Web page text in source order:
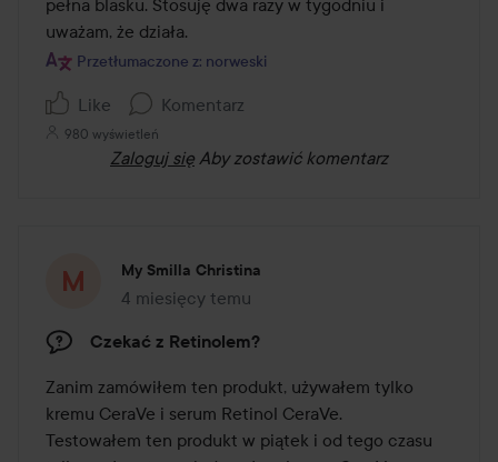
uważam, że działa.
Przetłumaczone z: norweski
Like Komentarz
980 wyświetleń
Zaloguj się Aby zostawić komentarz
My Smilla Christina
4 miesięcy temu
Post został utworzony 4 miesięcy temu
Czekać z Retinolem?
Zanim zamówiłem ten produkt, używałem tylko
kremu CeraVe i serum Retinol CeraVe.
Testowałem ten produkt w piątek i od tego czasu